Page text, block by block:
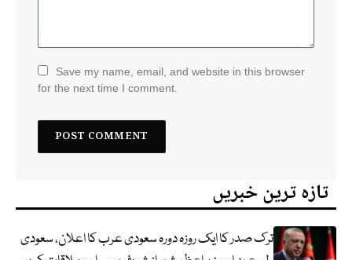
Save my name, email, and website in this browser
for the next time I comment.
تازہ ترین خبریں
ترک صدر کا ایک روزہ دورہ سعودی عرب کا اعلان، سعودی